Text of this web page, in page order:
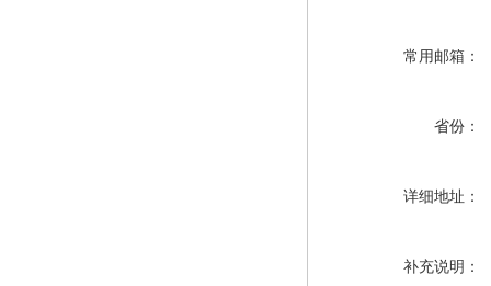
常用邮箱：
省份：
详细地址：
补充说明：